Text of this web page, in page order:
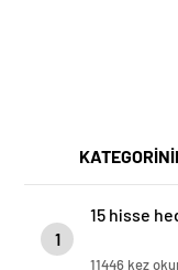
1
15 hisse
11446 kez